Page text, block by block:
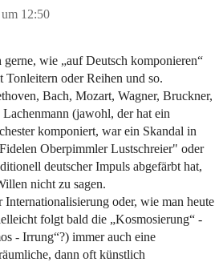
12:50
wie „auf Deutsch komponieren“
oder Reihen und so.
Bach, Mozart, Wagner, Bruckner,
(jawohl, der hat ein
komponiert, war ein Skandal in
Oberpimmler Lustschreier" oder
deutscher Impuls abgefärbt hat,
nicht zu sagen.
Internationalisierung oder, wie man heute
folgt bald die „Kosmosierung“ -
- Irrung“?) immer auch eine
dann oft künstlich